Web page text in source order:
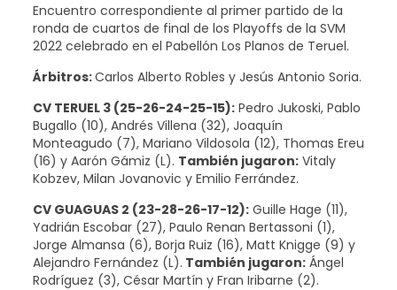
Encuentro correspondiente al primer partido de la
ronda de cuartos de final de los Playoffs de la SVM
2022 celebrado en el Pabellón Los Planos de Teruel.
Árbitros:Carlos Alberto Robles y Jesús Antonio Soria.
CV TERUEL 3 (25-26-24-25-15):Pedro Jukoski, Pablo
Bugallo (10), Andrés Villena (32), Joaquín
Monteagudo (7), Mariano Vildosola (12), Thomas Ereu
(16) y Aarón Gámiz (L). También jugaron:Vitaly
Kobzev, Milan Jovanovic y Emilio Ferrández.
CV GUAGUAS 2 (23-28-26-17-12):Guille Hage (11),
Yadrián Escobar (27), Paulo Renan Bertassoni (1),
Jorge Almansa (6), Borja Ruiz (16), Matt Knigge (9) y
Alejandro Fernández (L). También jugaron:Ángel
Rodríguez (3), César Martín y Fran Iribarne (2).